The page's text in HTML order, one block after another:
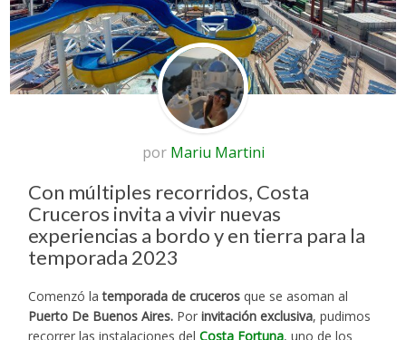
por Mariu Martini
Con múltiples recorridos, Costa
Cruceros invita a vivir nuevas
experiencias a bordo y en tierra para la
temporada 2023
Comenzó latemporada de cruceros que se asoman al
Puerto De Buenos Aires. Porinvitación exclusiva, pudimos
recorrer las instalaciones delCosta Fortuna, uno de los